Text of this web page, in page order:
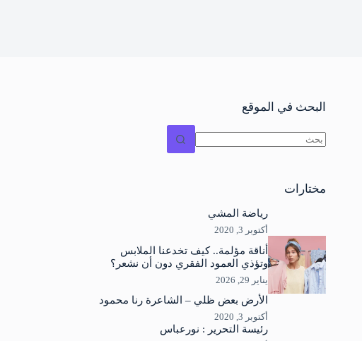
البحث في الموقع
نتائج
مختارات
رياضة المشي
أكتوبر 3, 2020
أناقة مؤلمة.. كيف تخدعنا الملابس
وتؤذي العمود الفقري دون أن نشعر؟
يناير 29, 2026
الأرض بعض ظلي – الشاعرة رنا محمود
أكتوبر 3, 2020
رئيسة التحرير : نورعباس